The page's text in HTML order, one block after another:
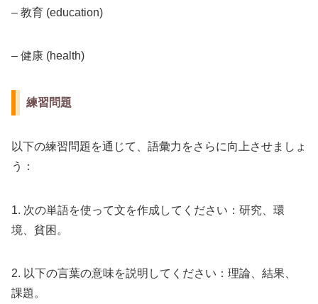
– 教育 (education)
– 健康 (health)
練習問題
以下の練習問題を通じて、語彙力をさらに向上させましょ
う：
1. 次の単語を使って文を作成してください：研究、環
境、貧困。
2. 以下の言葉の意味を説明してください：理論、結果、
課題。